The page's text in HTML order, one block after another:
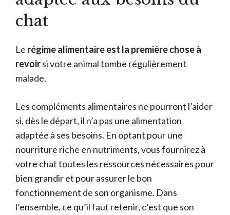
chat
Le régime alimentaire est la première chose à
revoirsi votre animal tombe régulièrement
malade.
Les compléments alimentaires ne pourront l’aider
si, dès le départ, il n’a pas une alimentation
adaptée à ses besoins. En optant pour une
nourriture riche en nutriments, vous fournirez à
votre chat toutes les ressources nécessaires pour
bien grandir et pour assurer le bon
fonctionnement de son organisme. Dans
l’ensemble, ce qu’il faut retenir, c’est que son